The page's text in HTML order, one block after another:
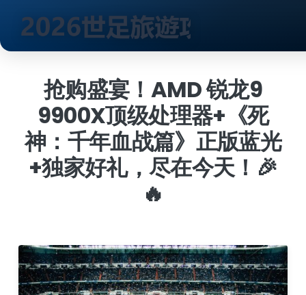
抢购盛宴！AMD 锐龙9
9900X顶级处理器+《死
神：千年血战篇》正版蓝光
+独家好礼，尽在今天！🎉
🔥